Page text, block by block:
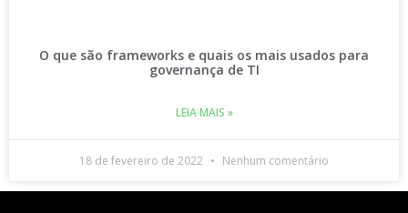
O que são frameworks e quais os mais usados para
governança de TI
LEIA MAIS »
18 de fevereiro de 2022 Nenhum comentário